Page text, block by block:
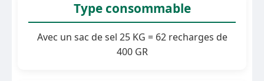
Type consommable
Avec un sac de sel 25 KG = 62 recharges de
400 GR